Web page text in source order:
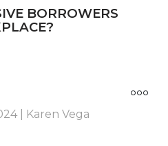
BORROWERS
| Karen Vega